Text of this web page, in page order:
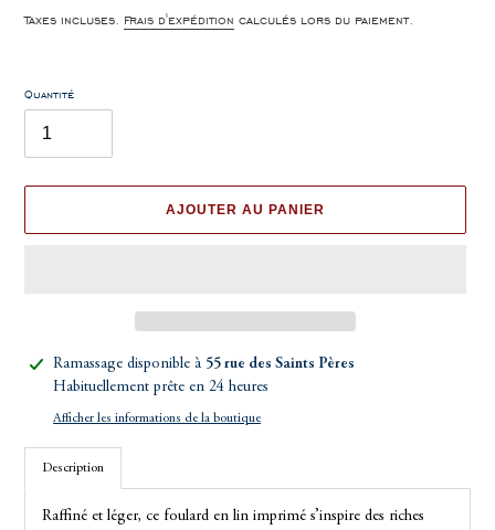
normal
Taxes incluses. Frais d'expédition calculés lors du paiement.
Quantité
AJOUTER AU PANIER
Ajout
produit
Ramassage disponible à 55 rue des Saints Pères
Habituellement prête en 24 heures
Afficher les informations de la boutique
Description
Raffiné et léger, ce foulard en lin imprimé s’inspire des riches